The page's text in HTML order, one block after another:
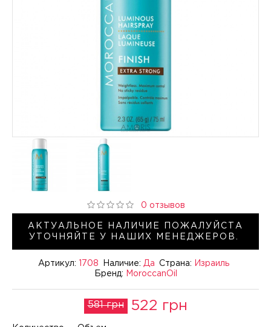
АКТУАЛЬНОЕ НАЛИЧИЕ ПОЖАЛУЙСТА
УТОЧНЯЙТЕ У НАШИХ МЕНЕДЖЕРОВ.
Артикул: 1708 Наличие: Да Страна:
Израиль
Бренд:
MoroccanOil
0 отзывов
581 грн 522 грн